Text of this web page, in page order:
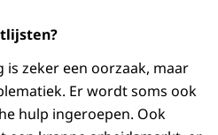
is zeker een oorzaak, maar
Er wordt soms ook
hulp ingeroepen. Ook